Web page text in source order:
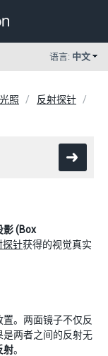
语言: 中文
光照
反射探针
影 (Box
探针获得的视觉真实
。两面镜子不仅反
两者之间的反射无
射。